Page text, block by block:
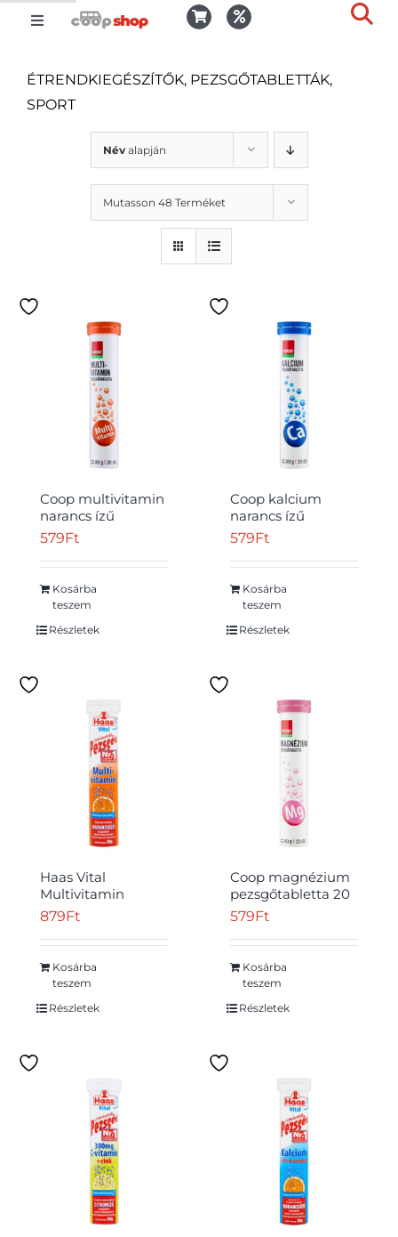
Kihagyás
Toggle
Kedvencek
Átvétel
Termékek
ÉTRENDKIEGÉSZÍTŐK, PEZSGŐTABLETTÁK,
SPORT
Névalapján
Mutasson 48 Terméket
Coop multivitamin
narancs ízű
pezsgőtabletta 20
579Ft
Kosárba
teszem
Részletek
Coop kalcium
narancs ízű
pezsgőtabletta 20
579Ft
Kosárba
teszem
Részletek
Haas Vital
Multivitamin
narancsízű étrend-
pezsgőtabletta 80
g
879Ft
Kosárba
teszem
Részletek
Coop magnézium
pezsgőtabletta 20
db 80 g
579Ft
Kosárba
teszem
Részletek